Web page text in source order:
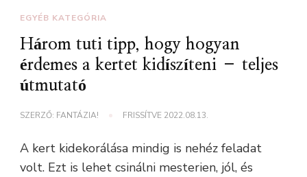
EGYÉB KATEGÓRIA
Három tuti tipp, hogy hogyan
érdemes a kertet kidíszíteni – teljes
útmutató
SZERZŐ: FANTÁZIA! FRISSÍTVE 2022.08.13.
A kert kidekorálása mindig is nehéz feladat
volt. Ezt is lehet csinálni mesterien, jól, és